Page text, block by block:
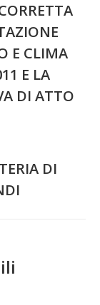
E CLIMA
E LA
DI ATTO
DI